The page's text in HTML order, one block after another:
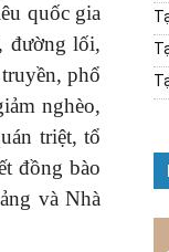
quốc gia
đường lối,
phổ
nghèo,
triệt, tổ
đồng bào
và Nhà